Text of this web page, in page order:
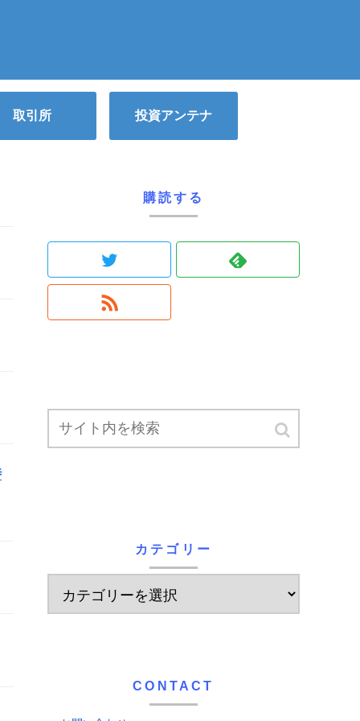
取引所 投資アンテナ
購読する
カテゴリー
CONTACT